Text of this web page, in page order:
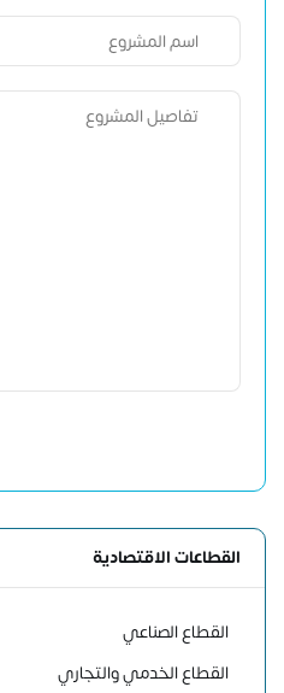
القطاعات الاقتصادية
القطاع الصناعي
القطاع الخدمي والتجاري